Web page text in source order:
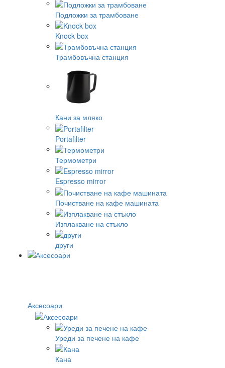
Подложки за трамбоване
Knock box
Трамбовъчна станция
Кани за мляко
Portafilter
Термометри
Espresso mirror
Почистване на кафе машината
Изплакване на стъкло
други
Аксесоари
Уреди за печене на кафе
Кана